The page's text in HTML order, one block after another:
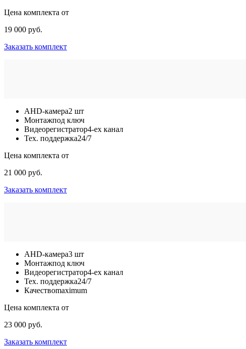
Цена комплекта от
19 000 руб.
Заказать комплект
AHD-камера2 шт
Монтажпод ключ
Видеорегистратор4-ех канал
Тех. поддержка24/7
Цена комплекта от
21 000 руб.
Заказать комплект
AHD-камера3 шт
Монтажпод ключ
Видеорегистратор4-ех канал
Тех. поддержка24/7
Качествоmaximum
Цена комплекта от
23 000 руб.
Заказать комплект